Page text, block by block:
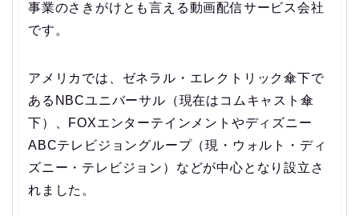
事業のさきがけとも言える動画配信サービス会社
です。
アメリカでは、ゼネラル・エレクトリック傘下で
あるNBCユニバーサル（現在はコムキャスト傘
下）、FOXエンターテインメントやディズニー
ABCテレビジョングループ（現・ウォルト・ディ
ズニー・テレビジョン）などが中心となり設立さ
れました。